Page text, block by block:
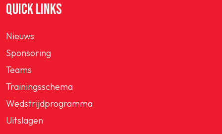
QUICK LINKS
Nieuws
Sponsoring
Teams
Trainingsschema
Wedstrijdprogramma
Uitslagen